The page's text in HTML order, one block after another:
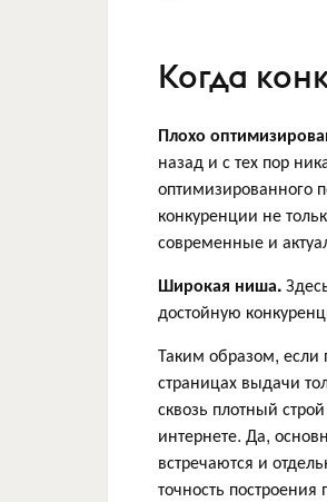
Когда
Плохо
назад и с тех пор
оптимизированного
конкуренции не
современные и
Широкая ниша.
достойную
Таким образом, если
страницах выдачи
сквозь плотный
интернете. Да,
встречаются и
точность